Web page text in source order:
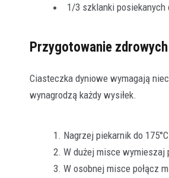
1/3 szklanki
Przygotowanie
Ciasteczka dyniowe wymagają
wynagrodzą każdy wysiłek.
Nagrzej piekarnik do
W dużej misce wymieszaj
W osobnej misce połącz